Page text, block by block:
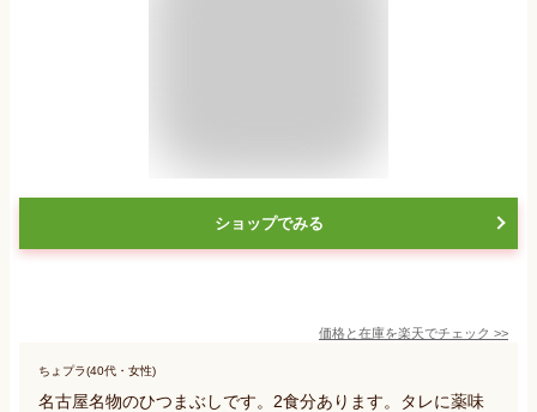
ショップでみる
価格と在庫を楽天でチェック >>
ちょプラ(40代・女性)
名古屋名物のひつまぶしです。2食分あります。タレに薬味